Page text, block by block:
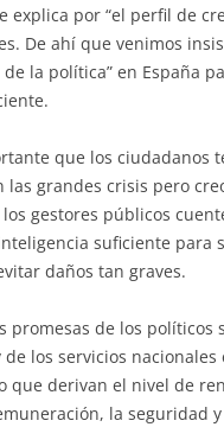
explica por “el perfil de
De ahí que venimos
de la política” en España
que los ciudadanos
las grandes crisis pero
gestores públicos
suficiente para
daños tan graves.
promesas de los políticos
los servicios nacionales
que derivan el nivel de
la seguridad